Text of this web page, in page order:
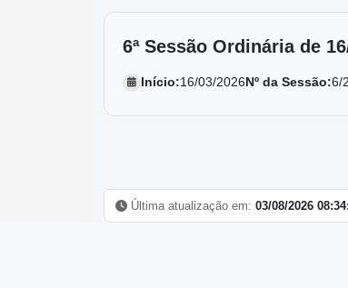
6ª Sessão Ordinária de
Início:16/03/2026Nº da Sessão:6/
Última atualização em: 03/08/2026